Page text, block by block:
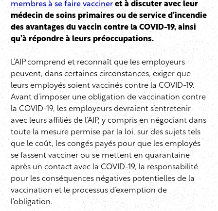
membres à se faire vacciner et à discuter avec leur
médecin de soins primaires ou de service d’incendie
des avantages du vaccin contre la COVID-19, ainsi
qu’à répondre à leurs préoccupations.
L’AIP comprend et reconnaît que les employeurs
peuvent, dans certaines circonstances, exiger que
leurs employés soient vaccinés contre la COVID-19.
Avant d’imposer une obligation de vaccination contre
la COVID-19, les employeurs devraient s’entretenir
avec leurs affiliés de l’AIP, y compris en négociant dans
toute la mesure permise par la loi, sur des sujets tels
que le coût, les congés payés pour que les employés
se fassent vacciner ou se mettent en quarantaine
après un contact avec la COVID-19, la responsabilité
pour les conséquences négatives potentielles de la
vaccination et le processus d’exemption de
l’obligation.